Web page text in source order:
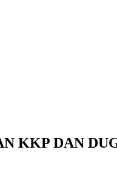
KKP DAN